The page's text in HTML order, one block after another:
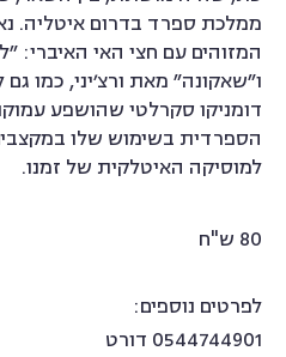
ממלכת ספרד בדרום איטליה.
המזוהים עם חצי האי האיברי:
ו״שאקונה״ מאת ורצ׳יני, כמו
דומניקו סקרלטי שהושפע
הספרדית בשימוש שלו במקצבים
למוסיקה האיטלקית של זמנו.
80 ש"ח
לפרטים נוספים:
0544744901 דורט